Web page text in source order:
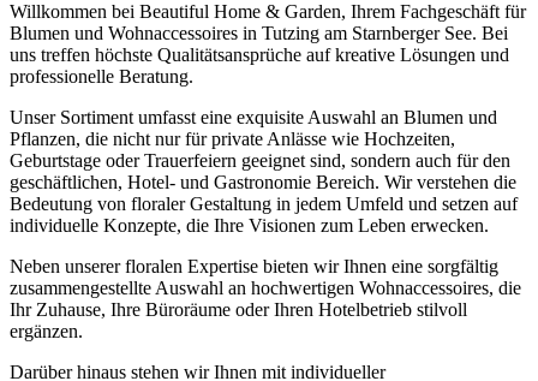
Willkommen bei Beautiful Home & Garden, Ihrem Fachgeschäft für
Blumen und Wohnaccessoires in Tutzing am Starnberger See. Bei
uns treffen höchste Qualitätsansprüche auf kreative Lösungen und
professionelle Beratung.
Unser Sortiment umfasst eine exquisite Auswahl an Blumen und
Pflanzen, die nicht nur für private Anlässe wie Hochzeiten,
Geburtstage oder Trauerfeiern geeignet sind, sondern auch für den
geschäftlichen, Hotel- und Gastronomie Bereich. Wir verstehen die
Bedeutung von floraler Gestaltung in jedem Umfeld und setzen auf
individuelle Konzepte, die Ihre Visionen zum Leben erwecken.
Neben unserer floralen Expertise bieten wir Ihnen eine sorgfältig
zusammengestellte Auswahl an hochwertigen Wohnaccessoires, die
Ihr Zuhause, Ihre Büroräume oder Ihren Hotelbetrieb stilvoll
ergänzen.
Darüber hinaus stehen wir Ihnen mit individueller